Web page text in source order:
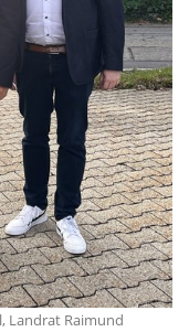
Landrat Raimund